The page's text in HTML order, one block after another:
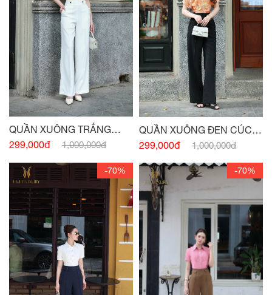
QUẦN XUÔNG TRẮNG
CÚC EO TÚI TRƯỚC
299,000đ 1,000,000đ
QUẦN XUÔNG ĐEN CÚC
EO
299,000đ 1,000,000đ
-70% -70%